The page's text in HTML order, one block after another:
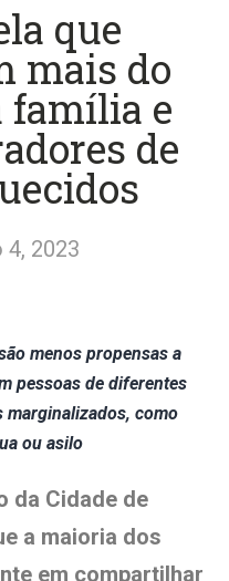
que
mais do
família e
de
4, 2023
menos propensas a
pessoas de diferentes
como
ou asilo
da Cidade de
a maioria dos
em compartilhar